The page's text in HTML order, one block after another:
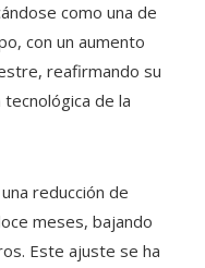
como una de
con un aumento
reafirmando su
de la
reducción de
meses, bajando
Este ajuste se ha